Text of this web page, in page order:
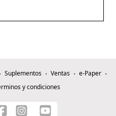
Suplementos Ventas
e-Paper
y condiciones